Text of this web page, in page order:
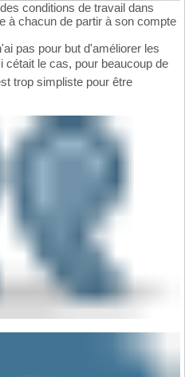
conditions de travail dans
à chacun de partir à son compte
pas pour but d'améliorer les
le cas, pour beaucoup de
trop simpliste pour être